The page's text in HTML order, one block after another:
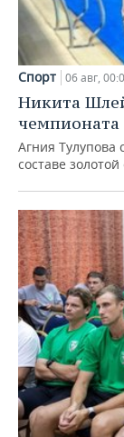
Спорт 06 авг,
Никита
Агния Тулупова
составе